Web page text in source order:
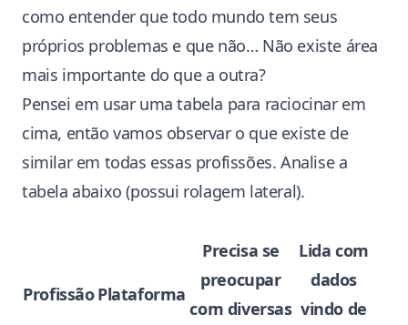
como entender que todo mundo tem seus
próprios problemas e que não… Não existe área
mais importante do que a outra?
Pensei em usar uma tabela para raciocinar em
cima, então vamos observar o que existe de
similar em todas essas profissões. Analise a
tabela abaixo (possui rolagem lateral).
ProfissãoPlataforma
Precisa se
preocupar
com diversas
Lida com
dados
vindo de